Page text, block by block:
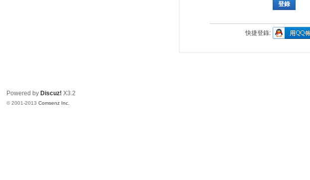
登錄
快捷登錄:
Powered by Discuz! X3.2
© 2001-2013Comsenz Inc.